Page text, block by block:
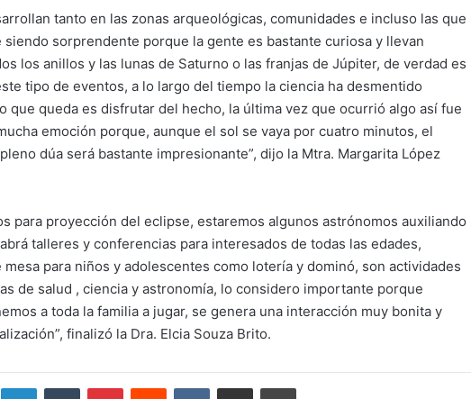
tanto en las zonas arqueológicas, comunidades e incluso las que
siendo sorprendente porque la gente es bastante curiosa y llevan
los anillos y las lunas de Saturno o las franjas de Júpiter, de verdad es
tipo de eventos, a lo largo del tiempo la ciencia ha desmentido
que queda es disfrutar del hecho, la última vez que ocurrió algo así fue
emoción porque, aunque el sol se vaya por cuatro minutos, el
dúa será bastante impresionante”, dijo la Mtra. Margarita López
para proyección del eclipse, estaremos algunos astrónomos auxiliando
talleres y conferencias para interesados de todas las edades,
para niños y adolescentes como lotería y dominó, son actividades
de salud , ciencia y astronomía, lo considero importante porque
a toda la familia a jugar, se genera una interacción muy bonita y
finalizó la Dra. Elcia Souza Brito.
LinkedInTumblr PinterestReddit VKontakteCompartir por correo electrónicoImprimir